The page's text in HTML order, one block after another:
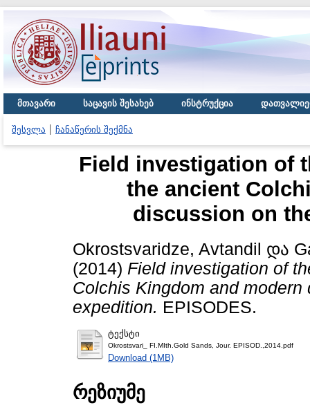
მთავარი საცავის შესახებ ინსტრუქცია
შესვლა ჩანაწერის შექმნა
Field investigation of
the ancient
discussion on
Okrostsvaridze, Avtandil და
(2014) Field investigation of
Colchis Kingdom and modern
expedition. EPISODES.
ტექსტი
Okrostsvari_ FI.MIth.Gold Sands, Jour. EPISOD.,2014.pdf
Download (1MB)
რეზიუმე